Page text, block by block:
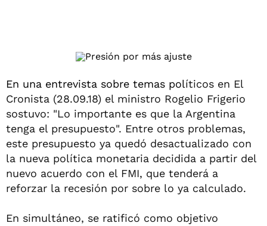
En una entrevista sobre temas políticos en El
Cronista (28.09.18) el ministro Rogelio Frigerio
sostuvo: "Lo importante es que la Argentina
tenga el presupuesto". Entre otros problemas,
este presupuesto ya quedó desactualizado con
la nueva política monetaria decidida a partir del
nuevo acuerdo con el FMI, que tenderá a
reforzar la recesión por sobre lo ya calculado.
En simultáneo, se ratificó como objetivo